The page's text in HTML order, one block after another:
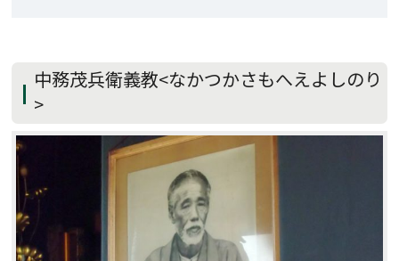
中務茂兵衛義教<なかつかさもへえよしのり
>